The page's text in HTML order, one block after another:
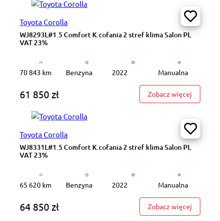
Toyota Corolla
WJ8293L#1.5 Comfort K.cofania 2 stref klima Salon PL
VAT 23%
70 843 km Benzyna 2022 Manualna
61 850 zł Zobacz więcej
Toyota Corolla
WJ8331L#1.5 Comfort K.cofania 2 stref klima Salon PL
VAT 23%
65 620 km Benzyna 2022 Manualna
64 850 zł Zobacz więcej